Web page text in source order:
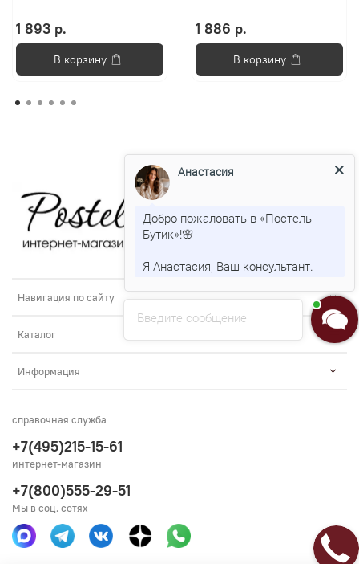
1 893 р.
В корзину
1 886 р.
В корзину
Навигация по сайту
Каталог
Информация
справочная служба
+7(495)215-15-61
интернет-магазин
+7(800)555-29-51
Мы в соц. сетях
Введите сообщение
Анастасия
Добро пожаловать в «Постель
Бутик»!🌸
Я Анастасия, Ваш консультант.